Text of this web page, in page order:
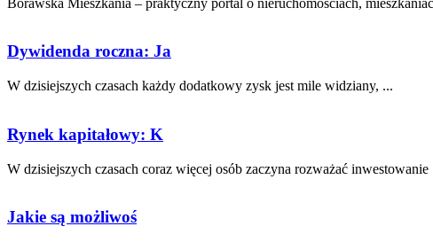
Dywidenda roczna: Ja
W dzisiejszych‌ czasach każdy dodatkowy ⁣zysk jest mile widziany, ...
Rynek kapitałowy: K
W dzisiejszych ​czasach coraz więcej osób zaczyna rozważać ‍inwestowanie
Jakie są możliwoś